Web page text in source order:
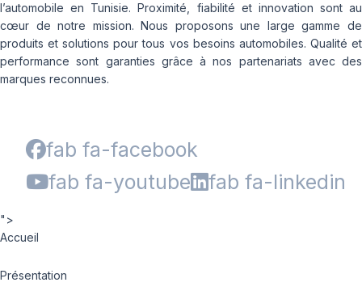
l’automobile en Tunisie. Proximité, fiabilité et innovation sont au
cœur de notre mission. Nous proposons une large gamme de
produits et solutions pour tous vos besoins automobiles. Qualité et
performance sont garanties grâce à nos partenariats avec des
marques reconnues.
fab fa-facebook
fab fa-youtube
fab fa-linkedin
">
Accueil
Présentation